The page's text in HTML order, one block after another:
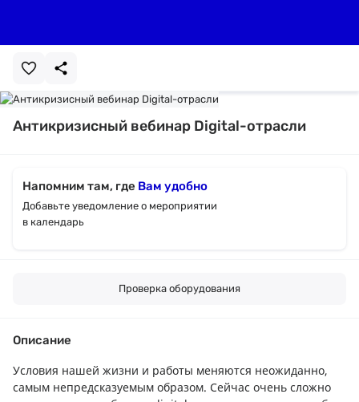
Антикризисный вебинар Digital-отрасли
Напомним там, где Вам удобно
Добавьте уведомление о мероприятии
в календарь
Проверка оборудования
Описание
Условия нашей жизни и работы меняются неожиданно,
самым непредсказуемым образом. Сейчас очень сложно